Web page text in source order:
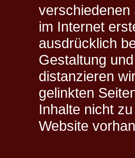
verschiedenen
im Internet
ausdrücklich
Gestaltung
distanzieren
gelinkten
Inhalte nicht
Website